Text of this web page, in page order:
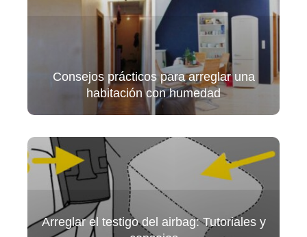
Consejos prácticos para arreglar una
habitación con humedad
Arreglar el testigo del airbag: Tutoriales y